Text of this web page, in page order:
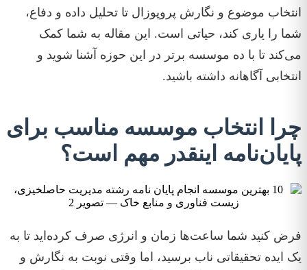
انتخاب موضوع و نگارش پروپوزال تا تحلیل داده و دفاع،
شما را یاری کند، حیاتی است. این مقاله به شما کمک
می‌کند تا با ده موسسه برتر در این حوزه آشنا شوید و
انتخابی آگاهانه داشته باشید.
چرا انتخاب موسسه مناسب برای
پایان‌نامه اینقدر مهم است؟
فرض کنید شما ساعت‌ها زمان و انرژی صرف کرده‌اید تا به
یک ایده تحقیقاتی ناب برسید، اما وقتی نوبت به نگارش و